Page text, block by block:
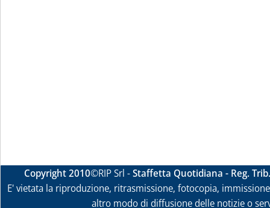
Copyright 2010©RIP Srl -Staffetta Quotidiana - Reg.
E' vietata la riproduzione, ritrasmissione, fotocopia,
altro modo di diffusione delle notizie o